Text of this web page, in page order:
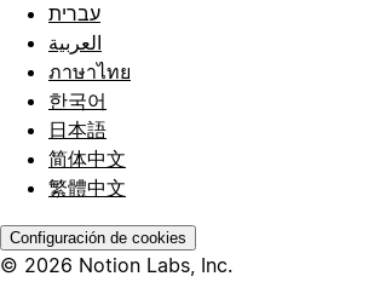
עברית
العربية
ภาษาไทย
한국어
日本語
简体中文
繁體中文
Configuración de cookies
© 2026 Notion Labs, Inc.